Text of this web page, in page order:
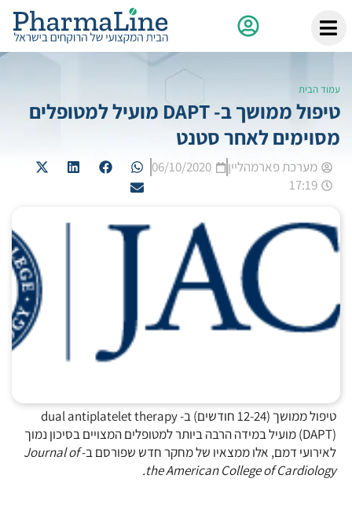
עמוד הבית
טיפול ממושך ב- DAPT מועיל למטופלים
מסוימים לאחר סטנט
מערכת פארמהליין
06/10/2020
17:19
טיפול ממושך (12-24 חודשים) ב- dual antiplatelet therapy
(DAPT) מועיל במידה הרבה ביותר למטופלים המצויים בסיכון נמוך
לאירועי דמם, אלו ממצאיו של מחקר חדש שפורסם ב-Journal of
the American College of Cardiology.